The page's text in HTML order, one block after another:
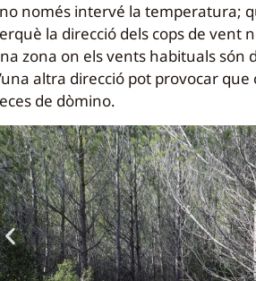
només intervé la temperatura;
la direcció dels cops de vent
zona on els vents habituals
altra direcció pot provocar
de dòmino.